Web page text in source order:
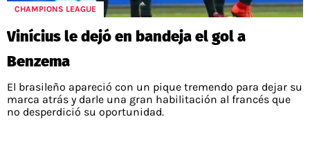
CHAMPIONS LEAGUE
Vinícius le dejó en bandeja el gol a
Benzema
El brasileño apareció con un pique tremendo para dejar su
marca atrás y darle una gran habilitación al francés que
no desperdició su oportunidad.